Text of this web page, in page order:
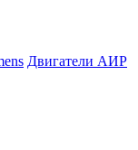
Двигатели АИР